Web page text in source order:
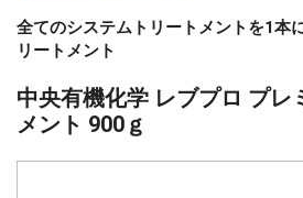
全てのシステムトリートメントを1本
リートメント
中央有機化学 レブプロ プレ
メント 900ｇ